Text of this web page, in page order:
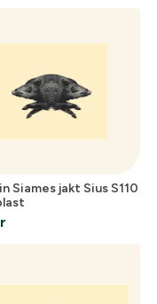
Siames jakt Sius S110
Skapa konto
enligt